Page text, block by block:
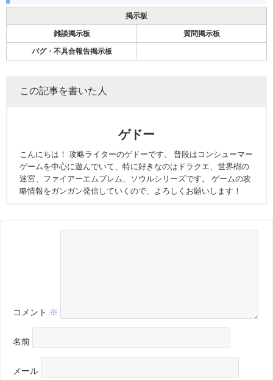
掲示板
雑談掲示板 質問掲示板
バグ・不具合報告掲示板
この記事を書いた人
ゲドー
こんにちは！ 攻略ライターのゲドーです。 普段はコンシューマー
ゲームを中心に遊んでいて、特に好きなのはドラクエ、世界樹の
迷宮、ファイアーエムブレム、ソウルシリーズです。 ゲームの攻
略情報をガンガン発信していくので、よろしくお願いします！
コメント ※
名前
メール